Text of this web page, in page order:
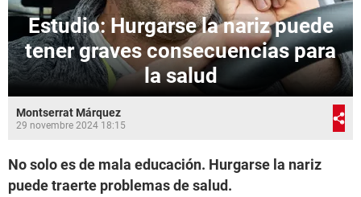
Estudio: Hurgarse la nariz puede
tener graves consecuencias para
la salud
Montserrat Márquez
29 novembre 2024 18:15
No solo es de mala educación. Hurgarse la nariz
puede traerte problemas de salud.